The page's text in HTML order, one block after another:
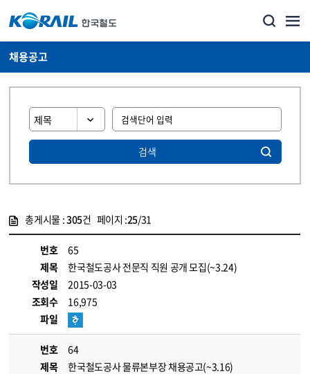
채용공고
검색
총게시물 :305건 페이지 :25/31
번호
65
제목
한국철도공사 전문직 직원 공개 모집(~3.24)
작성일
2015-03-03
조회수
16,975
파일
번호
64
제목
한국철도공사 물류본부장 채용공고(~3.16)